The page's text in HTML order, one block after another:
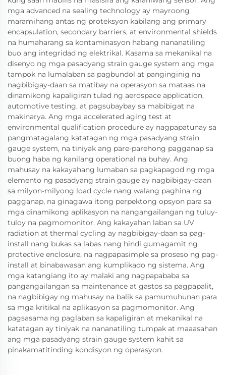
mga advanced na sealing technology ay mayroong
maramihang antas ng proteksyon kabilang ang primary
encapsulation, secondary barriers, at environmental shields
na humaharang sa kontaminasyon habang nananatiling
buo ang integridad ng elektrikal. Kasama sa mekanikal na
disenyo ng mga pasadyang strain gauge system ang mga
tampok na lumalaban sa pagbundol at panginginig na
nagbibigay-daan sa matibay na operasyon sa mataas na
dinamikong kapaligiran tulad ng aerospace application,
automotive testing, at pagsubaybay sa mabibigat na
makinarya. Ang mga accelerated aging test at
environmental qualification procedure ay nagpapatunay sa
pangmatagalang katatagan ng mga pasadyang strain
gauge system, na tiniyak ang pare-parehong pagganap sa
buong haba ng kanilang operational na buhay. Ang
mahusay na kakayahang lumaban sa pagkapagod ng mga
elemento ng pasadyang strain gauge ay nagbibigay-daan
sa milyon-milyong load cycle nang walang paghina ng
pagganap, na ginagawa itong perpektong opsyon para sa
mga dinamikong aplikasyon na nangangailangan ng tuluy-
tuloy na pagmomonitor. Ang kakayahan laban sa UV
radiation at thermal cycling ay nagbibigay-daan sa pag-
install nang bukas sa labas nang hindi gumagamit ng
protective enclosure, na nagpapasimple sa proseso ng pag-
install at binabawasan ang kumplikado ng sistema. Ang
mga katangiang ito ay malaki ang nagpapababa sa
pangangailangan sa maintenance at gastos sa pagpapalit,
na nagbibigay ng mahusay na balik sa pamumuhunan para
sa mga kritikal na aplikasyon sa pagmomonitor. Ang
pagsasama ng paglaban sa kapaligiran at mekanikal na
katatagan ay tiniyak na nananatiling tumpak at maaasahan
ang mga pasadyang strain gauge system kahit sa
pinakamatitinding kondisyon ng operasyon.